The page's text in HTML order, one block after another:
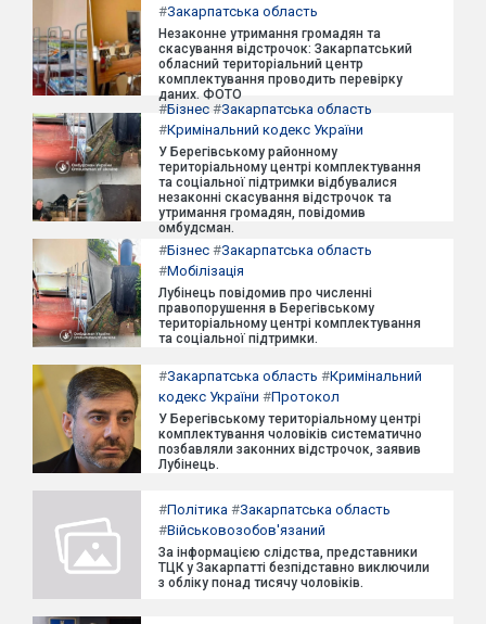
#Закарпатська область
Незаконне утримання громадян та
скасування відстрочок: Закарпатський
обласний територіальний центр
комплектування проводить перевірку
даних. ФОТО
#Бізнес #Закарпатська область
#Кримінальний кодекс України
У Берегівському районному
територіальному центрі комплектування
та соціальної підтримки відбувалися
незаконні скасування відстрочок та
утримання громадян, повідомив
омбудсман.
#Бізнес #Закарпатська область
#Мобілізація
Лубінець повідомив про численні
правопорушення в Берегівському
територіальному центрі комплектування
та соціальної підтримки.
#Закарпатська область #Кримінальний
кодекс України #Протокол
У Берегівському територіальному центрі
комплектування чоловіків систематично
позбавляли законних відстрочок, заявив
Лубінець.
#Політика #Закарпатська область
#Військовозобов'язаний
За інформацією слідства, представники
ТЦК у Закарпатті безпідставно виключили
з обліку понад тисячу чоловіків.